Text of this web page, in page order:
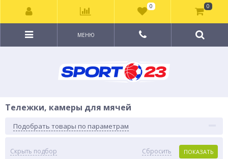
МЕНЮ
Тележки, камеры для мячей
Подобрать товары по параметрам
Скрыть подбор ПОКАЗАТЬ
Сбросить
0 0